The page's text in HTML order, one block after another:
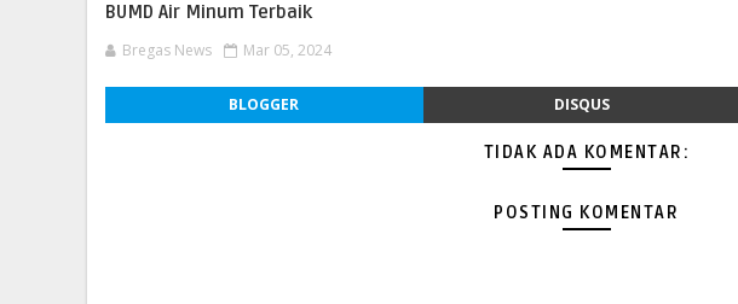
BUMD Air Minum Terbaik
Bregas News Mar 05, 2024
BLOGGER DISQUS
TIDAK ADA KOMENTAR:
POSTING KOMENTAR